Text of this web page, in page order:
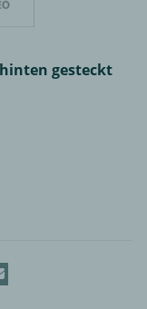
gesteckt